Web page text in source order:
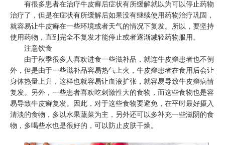
有很多患者在治疗牛皮癣后症状有所缓解就以为可以停止药物
治疗了，但是在症状有所缓解后如果没有继续使用药物治疗巩固，
就容易让牛皮癣在一些环境或者天气的情况下复发。所以，要坚持
使用药物，直到完全不复发才能停止或者逐渐减轻药物服用。
注意饮食
由于秋季很多人喜欢进食一些滋补品，就连牛皮癣患者也不例
外，但是由于一些滋补品容易热气上火，牛皮癣患者在食用后会让
身体热量上升，这样也就容易让血液扩张，就容易导致牛皮癣病情
复发。另外，一些患者喜欢吃刺激性大的食物，而这些食物也是容
易导致牛皮癣复发。因此，对于这些食物要避免，在平时最好摄入
清淡的食物，多以水果蔬菜为主，另外还可以多补充一些滋阴的食
物，多喝些水也是很好的，可以防止皮肤干燥。